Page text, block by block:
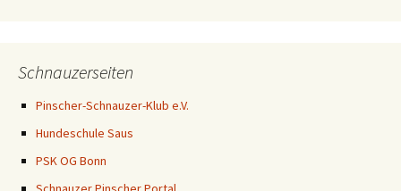
Schnauzerseiten
Pinscher-Schnauzer-Klub e.V.
Hundeschule Saus
PSK OG Bonn